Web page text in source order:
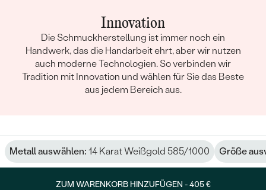
Innovation
Die Schmuckherstellung ist immer noch ein
Handwerk, das die Handarbeit ehrt, aber wir nutzen
auch moderne Technologien. So verbinden wir
Tradition mit Innovation und wählen für Sie das Beste
aus jedem Bereich aus.
Metall auswählen: 14 Karat Weißgold 585/1000 Größe
ZUM WARENKORB HINZUFÜGEN -405 €